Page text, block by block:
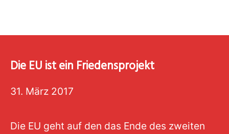
Die EU ist ein Friedensprojekt
31. März 2017
Die EU geht auf den das Ende des zweiten